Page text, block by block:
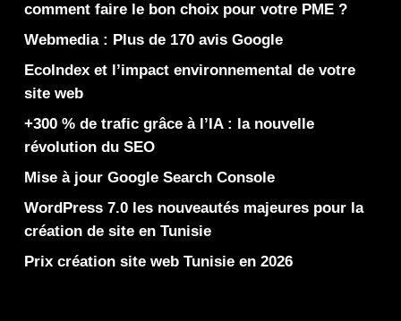
comment faire le bon choix pour votre PME ?
Webmedia : Plus de 170 avis Google
EcoIndex et l’impact environnemental de votre
site web
+300 % de trafic grâce à l’IA : la nouvelle
révolution du SEO
Mise à jour Google Search Console
WordPress 7.0 les nouveautés majeures pour la
création de site en Tunisie
Prix création site web Tunisie en 2026